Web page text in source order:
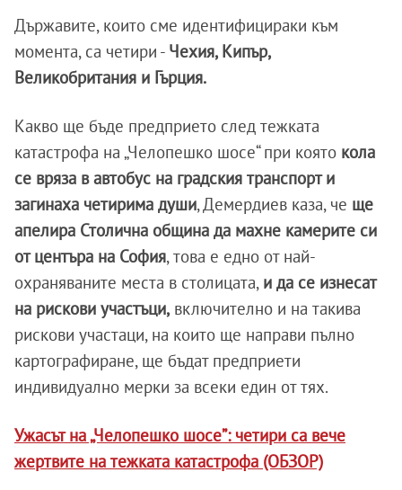
Държавите, които сме идентифицираки към
момента, са четири - Чехия, Кипър,
Великобритания и Гърция.
Какво ще бъде предприето след тежката
катастрофа на „Челопешко шосе“ при която кола
се вряза в автобус на градския транспорт и
загинаха четирима души, Демердиев каза, че ще
апелира Столична община да махне камерите си
от центъра на София, това е едно от най-
охраняваните места в столицата, и да се изнесат
на рискови участъци, включително и на такива
рискови участаци, на които ще направи пълно
картографиране, ще бъдат предприети
индивидуално мерки за всеки един от тях.
Ужасът на „Челопешко шосе”: четири са вече
жертвите на тежката катастрофа (ОБЗОР)